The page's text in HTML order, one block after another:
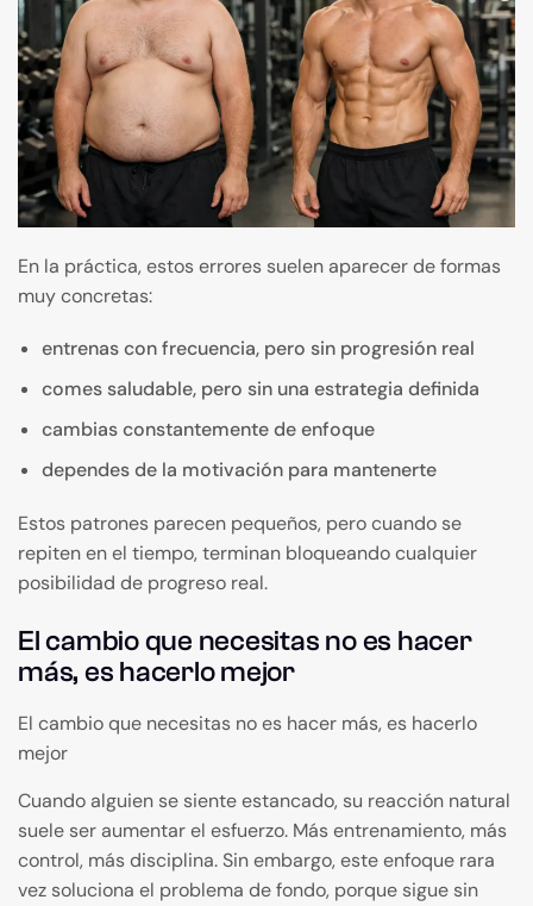
En la práctica, estos errores suelen aparecer de formas
muy concretas:
entrenas con frecuencia, pero sin progresión real
comes saludable, pero sin una estrategia definida
cambias constantemente de enfoque
dependes de la motivación para mantenerte
Estos patrones parecen pequeños, pero cuando se
repiten en el tiempo, terminan bloqueando cualquier
posibilidad de progreso real.
El cambio que necesitas no es hacer
más, es hacerlo mejor
El cambio que necesitas no es hacer más, es hacerlo
mejor
Cuando alguien se siente estancado, su reacción natural
suele ser aumentar el esfuerzo. Más entrenamiento, más
control, más disciplina. Sin embargo, este enfoque rara
vez soluciona el problema de fondo, porque sigue sin